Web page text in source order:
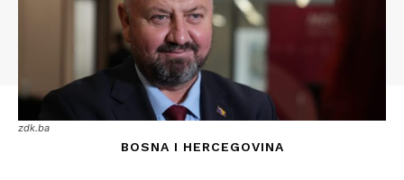
zdk.ba
BOSNA I HERCEGOVINA